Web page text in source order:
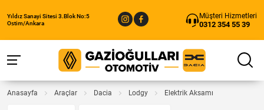
Yıldız Sanayi Sitesi 3.Blok No:5
Ostim/Ankara
Müşteri Hizmetleri
0312 354 55 39
Anasayfa Araçlar Dacia Lodgy Elektrik Aksamı